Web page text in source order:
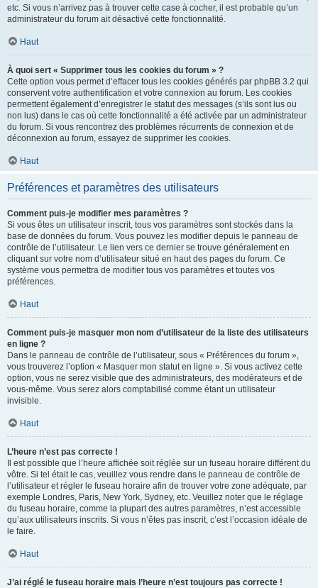
etc. Si vous n’arrivez pas à trouver cette case à cocher, il est probable qu’un
administrateur du forum ait désactivé cette fonctionnalité.
Haut
À quoi sert « Supprimer tous les cookies du forum » ?
Cette option vous permet d’effacer tous les cookies générés par phpBB 3.2 qui
conservent votre authentification et votre connexion au forum. Les cookies
permettent également d’enregistrer le statut des messages (s’ils sont lus ou
non lus) dans le cas où cette fonctionnalité a été activée par un administrateur
du forum. Si vous rencontrez des problèmes récurrents de connexion et de
déconnexion au forum, essayez de supprimer les cookies.
Haut
Préférences et paramètres des utilisateurs
Comment puis-je modifier mes paramètres ?
Si vous êtes un utilisateur inscrit, tous vos paramètres sont stockés dans la
base de données du forum. Vous pouvez les modifier depuis le panneau de
contrôle de l’utilisateur. Le lien vers ce dernier se trouve généralement en
cliquant sur votre nom d’utilisateur situé en haut des pages du forum. Ce
système vous permettra de modifier tous vos paramètres et toutes vos
préférences.
Haut
Comment puis-je masquer mon nom d’utilisateur de la liste des utilisateurs
en ligne ?
Dans le panneau de contrôle de l’utilisateur, sous « Préférences du forum »,
vous trouverez l’option « Masquer mon statut en ligne ». Si vous activez cette
option, vous ne serez visible que des administrateurs, des modérateurs et de
vous-même. Vous serez alors comptabilisé comme étant un utilisateur
invisible.
Haut
L’heure n’est pas correcte !
Il est possible que l’heure affichée soit réglée sur un fuseau horaire différent du
vôtre. Si tel était le cas, veuillez vous rendre dans le panneau de contrôle de
l’utilisateur et régler le fuseau horaire afin de trouver votre zone adéquate, par
exemple Londres, Paris, New York, Sydney, etc. Veuillez noter que le réglage
du fuseau horaire, comme la plupart des autres paramètres, n’est accessible
qu’aux utilisateurs inscrits. Si vous n’êtes pas inscrit, c’est l’occasion idéale de
le faire.
Haut
J’ai réglé le fuseau horaire mais l’heure n’est toujours pas correcte !